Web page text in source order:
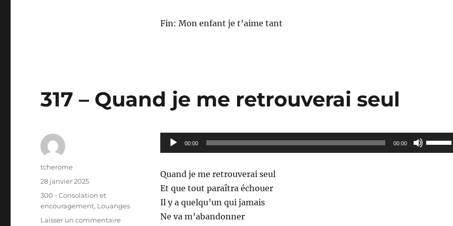
Fin: Mon enfant je t’aime tant
317 – Quand je me retrouverai seul
Lecteur
audio
00:00 00:00
Utilisez
les
Quand je me retrouverai seul
Et que tout paraîtra échouer
Il y a quelqu’un qui jamais
Ne va m’abandonner
Auteur
tcherome
Publié
28 janvier 2025
Catégories
300 - Consolation et
encouragement, Louanges
Laisser un commentairesur